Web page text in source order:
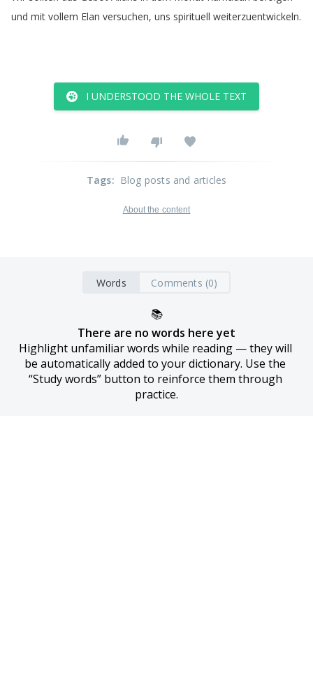
und mit vollem Elan versuchen, uns spirituell weiterzuentwickeln.
I UNDERSTOOD THE WHOLE TEXT
Tags: Blog posts and articles
About the content
Words Comments (0)
📚
There are no words here yet
Highlight unfamiliar words while reading — they will
be automatically added to your dictionary. Use the
“Study words” button to reinforce them through
practice.